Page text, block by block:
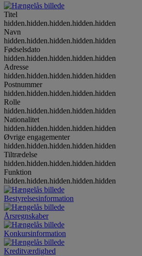
Titel
hidden.hidden.hidden.hidden.hidden
Navn
hidden.hidden.hidden.hidden.hidden
Fødselsdato
hidden.hidden.hidden.hidden.hidden
Adresse
hidden.hidden.hidden.hidden.hidden
Postnummer
hidden.hidden.hidden.hidden.hidden
Rolle
hidden.hidden.hidden.hidden.hidden
Nationalitet
hidden.hidden.hidden.hidden.hidden
Øvrige engagementer
hidden.hidden.hidden.hidden.hidden
Tiltrædelse
hidden.hidden.hidden.hidden.hidden
Funktion
hidden.hidden.hidden.hidden.hidden
Bestyrelsesinformation
Årsregnskaber
Konkursinformation
Kreditværdighed